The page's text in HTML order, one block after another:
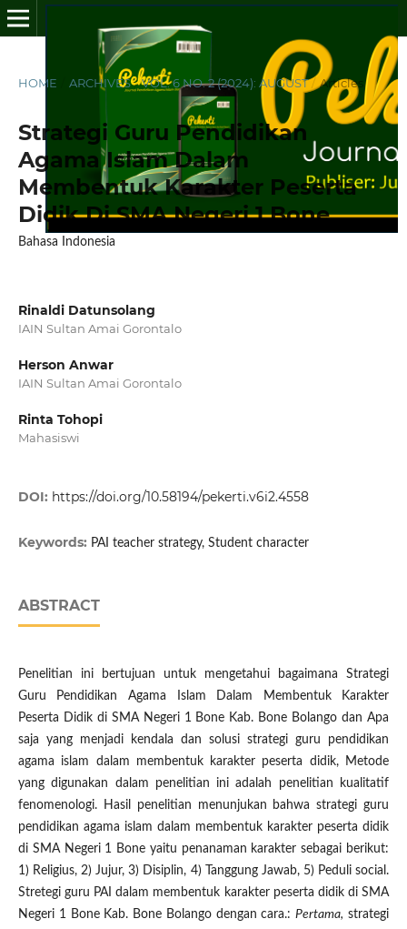
HOME ARCHIVES / VOL. 6 NO. 2 (2024): AUGUST / Articles
Strategi Guru Pendidikan
Agama Islam Dalam
Membentuk Karakter Peserta
Didik Di SMA Negeri 1 Bone
Bahasa Indonesia
Rinaldi Datunsolang
IAIN Sultan Amai Gorontalo
Herson Anwar
IAIN Sultan Amai Gorontalo
Rinta Tohopi
Mahasiswi
DOI: https://doi.org/10.58194/pekerti.v6i2.4558
Keywords: PAI teacher strategy, Student character
ABSTRACT
Penelitian ini bertujuan untuk mengetahui bagaimana Strategi
Guru Pendidikan Agama Islam Dalam Membentuk Karakter
Peserta Didik di SMA Negeri 1 Bone Kab. Bone Bolango dan Apa
saja yang menjadi kendala dan solusi strategi guru pendidikan
agama islam dalam membentuk karakter peserta didik, Metode
yang digunakan dalam penelitian ini adalah penelitian kualitatif
fenomenologi. Hasil penelitian menunjukan bahwa strategi guru
pendidikan agama islam dalam membentuk karakter peserta didik
di SMA Negeri 1 Bone yaitu penanaman karakter sebagai berikut:
1) Religius, 2) Jujur, 3) Disiplin, 4) Tanggung Jawab, 5) Peduli social.
Stretegi guru PAI dalam membentuk karakter peserta didik di SMA
Negeri 1 Bone Kab. Bone Bolango dengan cara.:Pertama, strategi